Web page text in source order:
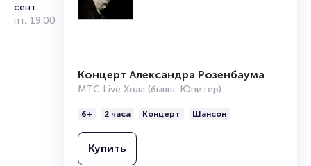
сент.
пт, 19:00
Концерт Александра Розенбаума
МТС Live Холл (бывш. Юпитер)
6+ 2 часа Концерт Шансон
Купить